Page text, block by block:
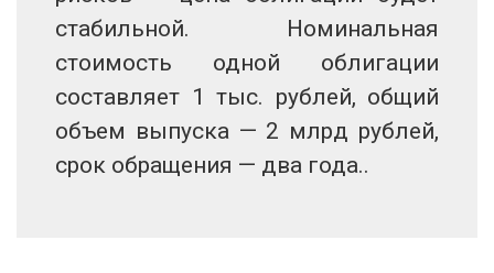
стабильной. Номинальная
стоимость одной облигации
составляет 1 тыс. рублей, общий
объем выпуска — 2 млрд рублей,
срок обращения — два года..